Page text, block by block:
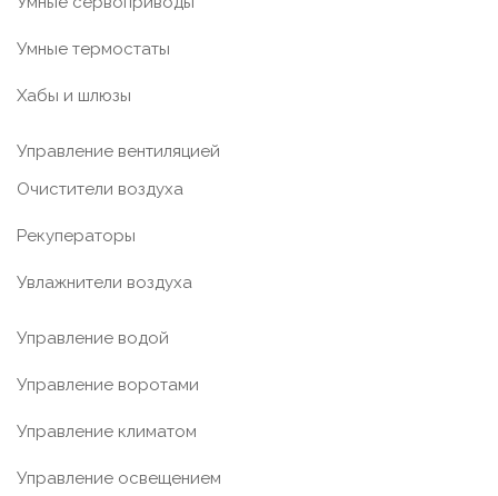
Умные термостаты
Хабы и шлюзы
Управление вентиляцией
Очистители воздуха
Рекуператоры
Увлажнители воздуха
Управление водой
Управление воротами
Управление климатом
Управление освещением